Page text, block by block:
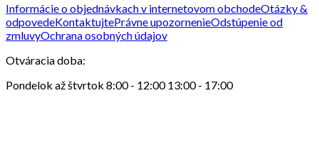
Informácie o objednávkach v internetovom obchodeOtázky &
odpovedeKontaktujtePrávne upozornenieOdstúpenie od
zmluvyOchrana osobných údajov
Otváracia doba:
Pondelok až štvrtok 8:00 - 12:00 13:00 - 17:00